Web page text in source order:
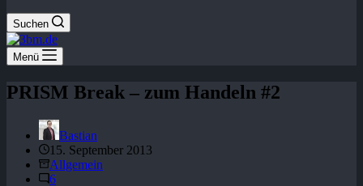
Suchen
Menü
PRISM Break – zum Handeln #2
Bastian
15. September 2013
Allgemein
6